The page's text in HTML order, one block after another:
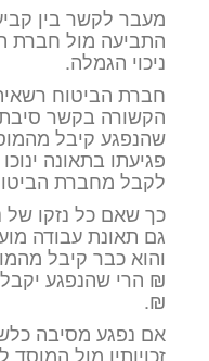
מעבר לקשר בין
התביעה מול חברת
ניכוי הגמלה.
חברת הביטוח
הקשורה בקשר
שהנפגע קיבל
פגיעתו בתאונה
לקבל מחברת
כך שאם כל נזקו של
₪.
אם נפגע מסיבה
זכויותיו מול